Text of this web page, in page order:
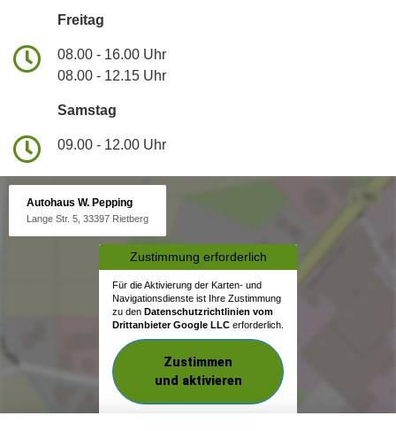
Freitag
08.00 - 16.00 Uhr
08.00 - 12.15 Uhr
Samstag
09.00 - 12.00 Uhr
Autohaus W. Pepping
Lange Str. 5, 33397 Rietberg
Zustimmung erforderlich
Für die Aktivierung der Karten- und
Navigationsdienste ist Ihre Zustimmung
zu den Datenschutzrichtlinien vom
Drittanbieter Google LLC erforderlich.
Zustimmen
und aktivieren